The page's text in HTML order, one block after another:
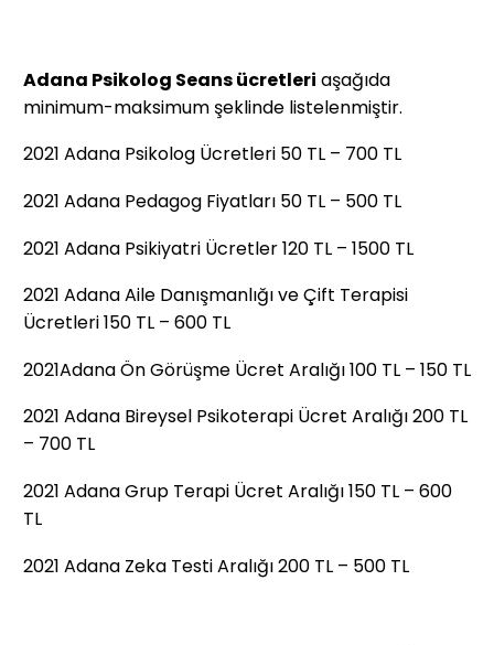
Adana Psikolog Seans ücretleri aşağıda
minimum-maksimum şeklinde listelenmiştir.
2021 Adana Psikolog Ücretleri 50 TL – 700 TL
2021 Adana Pedagog Fiyatları 50 TL – 500 TL
2021 Adana Psikiyatri Ücretler 120 TL – 1500 TL
2021 Adana Aile Danışmanlığı ve Çift Terapisi
Ücretleri 150 TL – 600 TL
2021Adana Ön Görüşme Ücret Aralığı 100 TL ­­­– 150 TL
2021 Adana Bireysel Psikoterapi Ücret Aralığı 200 TL
– 700 TL
2021 Adana Grup Terapi Ücret Aralığı 150 TL – 600
TL
2021 Adana Zeka Testi Aralığı 200 TL – 500 TL